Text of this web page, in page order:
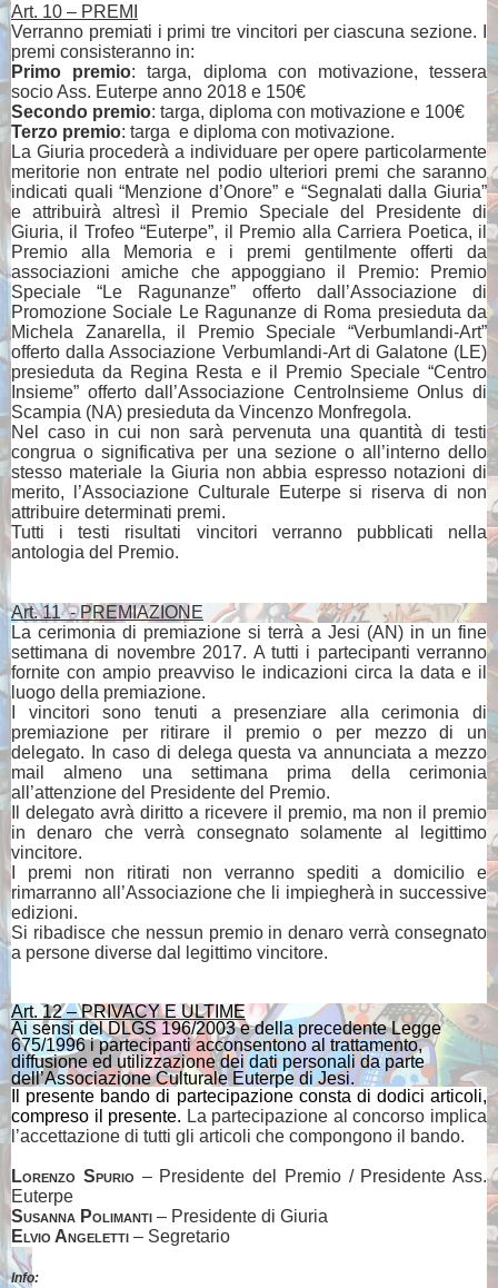
Art. 10 – PREMI
Verranno premiati i primi tre vincitori per ciascuna sezione. I
premi consisteranno in:
Primo premio: targa, diploma con motivazione, tessera
socio Ass. Euterpe anno 2018 e 150€
Secondo premio: targa, diploma con motivazione e 100€
Terzo premio: targa e diploma con motivazione.
La Giuria procederà a individuare per opere particolarmente
meritorie non entrate nel podio ulteriori premi che saranno
indicati quali “Menzione d’Onore” e “Segnalati dalla Giuria”
e attribuirà altresì il Premio Speciale del Presidente di
Giuria, il Trofeo “Euterpe”, il Premio alla Carriera Poetica, il
Premio alla Memoria e i premi gentilmente offerti da
associazioni amiche che appoggiano il Premio: Premio
Speciale “Le Ragunanze” offerto dall’Associazione di
Promozione Sociale Le Ragunanze di Roma presieduta da
Michela Zanarella, il Premio Speciale “Verbumlandi-Art”
offerto dalla Associazione Verbumlandi-Art di Galatone (LE)
presieduta da Regina Resta e il Premio Speciale “Centro
Insieme” offerto dall’Associazione CentroInsieme Onlus di
Scampia (NA) presieduta da Vincenzo Monfregola.
Nel caso in cui non sarà pervenuta una quantità di testi
congrua o significativa per una sezione o all’interno dello
stesso materiale la Giuria non abbia espresso notazioni di
merito, l’Associazione Culturale Euterpe si riserva di non
attribuire determinati premi.
Tutti i testi risultati vincitori verranno pubblicati nella
antologia del Premio.
Art. 11 - PREMIAZIONE
La cerimonia di premiazione si terrà a Jesi (AN) in un fine
settimana di novembre 2017. A tutti i partecipanti verranno
fornite con ampio preavviso le indicazioni circa la data e il
luogo della premiazione.
I vincitori sono tenuti a presenziare alla cerimonia di
premiazione per ritirare il premio o per mezzo di un
delegato. In caso di delega questa va annunciata a mezzo
mail almeno una settimana prima della cerimonia
all’attenzione del Presidente del Premio.
Il delegato avrà diritto a ricevere il premio, ma non il premio
in denaro che verrà consegnato solamente al legittimo
vincitore.
I premi non ritirati non verranno spediti a domicilio e
rimarranno all’Associazione che li impiegherà in successive
edizioni.
Si ribadisce che nessun premio in denaro verrà consegnato
a persone diverse dal legittimo vincitore.
Art. 12 – PRIVACY E ULTIME
Ai sensi del DLGS 196/2003 e della precedente Legge
675/1996 i partecipanti acconsentono al trattamento,
diffusione ed utilizzazione dei dati personali da parte
dell’Associazione Culturale Euterpe di Jesi.
Il presente bando di partecipazione consta di dodici articoli,
compreso il presente. La partecipazione al concorso implica
l’accettazione di tutti gli articoli che compongono il bando.
Lorenzo Spurio – Presidente del Premio / Presidente Ass.
Euterpe
Susanna Polimanti – Presidente di Giuria
Elvio Angeletti – Segretario
Info: